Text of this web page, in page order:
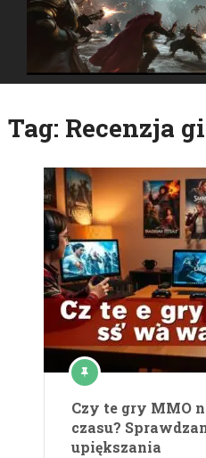
Tag: Recenzja
Czy te gry MMO
czasu?
upiększania